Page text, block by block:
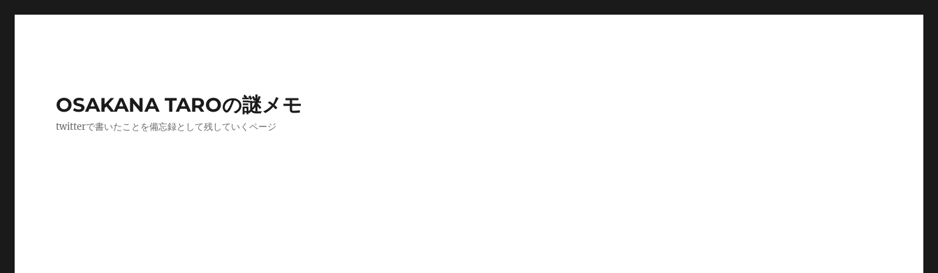
OSAKANA TAROの謎メモ
twitterで書いたことを備忘録として残していくページ